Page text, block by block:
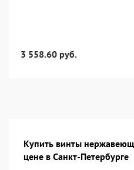
3 558.60 руб.
Купить винты
цене в Санкт-Петербурге